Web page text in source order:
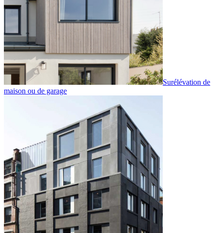
Surélévation de
maison ou de garage